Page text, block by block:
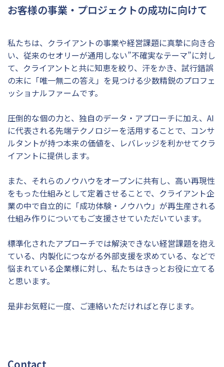
お客様の事業・プロジェクトの成功に向けて
私たちは、クライアントの事業や経営課題に真摯に向き合
い、従来のセオリーが通用しない”不確実なテーマ”に対し
て、クライアントと共に知恵を絞り、汗をかき、試行錯誤
の末に「唯一無二の答え」を見つける少数精鋭のプロフェ
ッショナルファームです。
圧倒的な個の力と、独自のデータ・アプローチに加え、AI
に代表される先端テクノロジーを活用することで、コンサ
ルタントが持つ本来の価値を、レバレッジを利かせてクラ
イアントに提供します。
また、それらのノウハウをオープンに共有し、高い再現性
をもった仕組みとして定着させることで、クライアント企
業の中で自立的に「成功体験・ノウハウ」が再生産される
仕組み作りについてもご支援させていただいています。
標準化されたアプローチでは解決できない経営課題を抱え
ている、内製化につながる外部支援を求めている、などで
悩まれている企業様に対し、私たちはきっとお役に立てる
と思います。
是非お気軽に一度、ご連絡いただければと存じます。